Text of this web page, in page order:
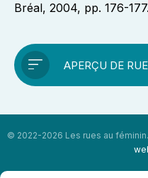
Bréal, 2004, pp. 176-177.
APERÇU DE
© 2022-2026 Les rues au féminin.